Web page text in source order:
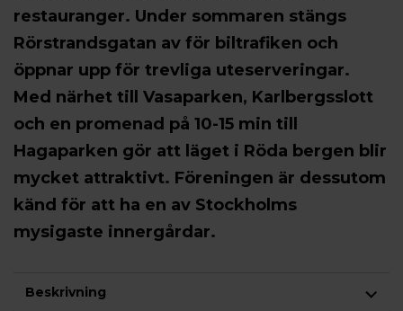
restauranger. Under sommaren stängs
Rörstrandsgatan av för biltrafiken och
öppnar upp för trevliga uteserveringar.
Med närhet till Vasaparken, Karlbergsslott
och en promenad på 10-15 min till
Hagaparken gör att läget i Röda bergen blir
mycket attraktivt. Föreningen är dessutom
känd för att ha en av Stockholms
mysigaste innergårdar.
Beskrivning